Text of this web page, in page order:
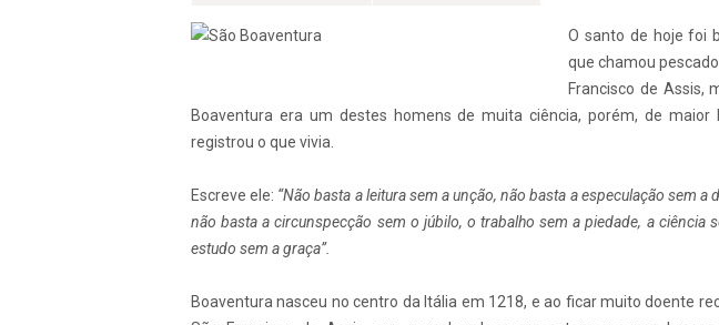
O santo de hoje foi
que chamou
Francisco de Assis,
Boaventura era um destes homens de muita ciência, porém, de
registrou o que vivia.
Escreve ele: “Não basta a leitura sem a unção, não basta a especulação sem
não basta a circunspecção sem o júbilo, o trabalho sem a piedade, a ciência
estudo sem a graça”.
Boaventura nasceu no centro da Itália em 1218, e ao ficar muito doente